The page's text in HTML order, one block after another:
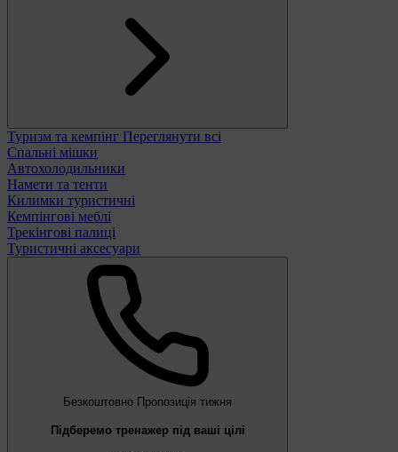
Туризм та кемпінг Переглянути всі
Спальні мішки
Автохолодильники
Намети та тенти
Килимки туристичні
Кемпінгові меблі
Трекінгові палиці
Туристичні аксесуари
Безкоштовно Пропозиція тижня
Підберемо тренажер під ваші цілі